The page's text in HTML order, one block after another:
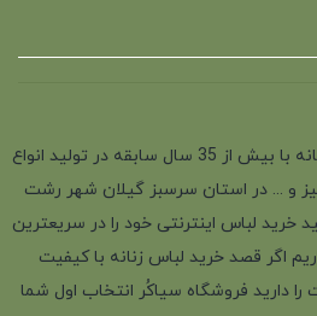
فروشگاه سیاکُر فروش لباس زنانه با بیش از 35 سال سابقه در تولید انواع
و ... در استان سرسبز گیلان شهر رشت
خرید لباس اینترنتی خود را در سریعترین
اگر قصد خرید لباس زنانه با کیفیت
دارید فروشگاه سیاکُر انتخاب اول شما